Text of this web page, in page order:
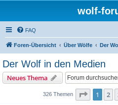
wolf-
FAQ
Foren-Übersicht Über Wölfe Der
Der Wolf in den Medien
Neues Thema
326 Themen Seite 1
1 2